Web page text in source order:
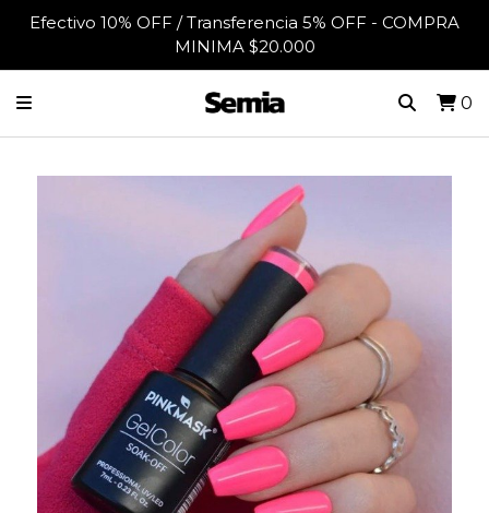
Efectivo 10% OFF / Transferencia 5% OFF - COMPRA
MINIMA $20.000
0